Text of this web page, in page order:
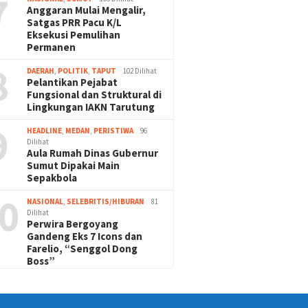
Anggaran Mulai Mengalir,
Satgas PRR Pacu K/L
Eksekusi Pemulihan
Permanen
DAERAH, POLITIK, TAPUT 102 Dilihat
Pelantikan Pejabat
Fungsional dan Struktural di
Lingkungan IAKN Tarutung
HEADLINE, MEDAN, PERISTIWA
96
Dilihat
Aula Rumah Dinas Gubernur
Sumut Dipakai Main
Sepakbola
NASIONAL, SELEBRITIS/HIBURAN
81
Dilihat
Perwira Bergoyang
Gandeng Eks 7 Icons dan
Farelio, “Senggol Dong
Boss”